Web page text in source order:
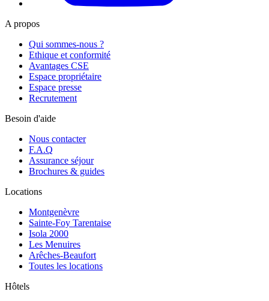
A propos
Qui sommes-nous ?
Ethique et conformité
Avantages CSE
Espace propriétaire
Espace presse
Recrutement
Besoin d'aide
Nous contacter
F.A.Q
Assurance séjour
Brochures & guides
Locations
Montgenèvre
Sainte-Foy Tarentaise
Isola 2000
Les Menuires
Arêches-Beaufort
Toutes les locations
Hôtels